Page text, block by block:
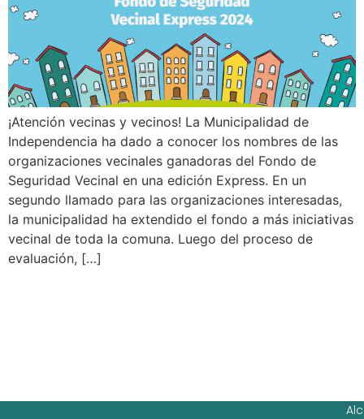
¡Atención vecinas y vecinos! La Municipalidad de
Independencia ha dado a conocer los nombres de las
organizaciones vecinales ganadoras del Fondo de
Seguridad Vecinal en una edición Express. En un
segundo llamado para las organizaciones interesadas,
la municipalidad ha extendido el fondo a más iniciativas
vecinal de toda la comuna. Luego del proceso de
evaluación, […]